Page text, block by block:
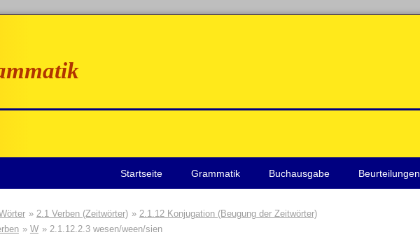
Startseite Grammatik Buchausgabe Beurteilungen
2.1 Verben (Zeitwörter)
2.1.12 Konjugation (Beugung der Zeitwörter)
W 2.1.12.2.3 wesen/ween/sien